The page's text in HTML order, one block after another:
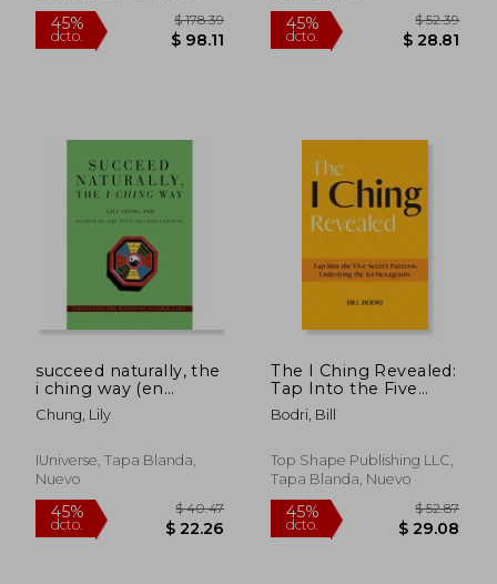
45% $ 54.36 45%
succeed naturally, the
i ching way (en
Inglés)
Chung, Lily
IUniverse, Tapa Blanda,
Nuevo
The I Ching Revealed:
Tap Into the Five
Secret Patterns
Underlying the 64
Inglés)
Bodri, Bill
Top Shape Publishing LLC,
Tapa Blanda, Nuevo